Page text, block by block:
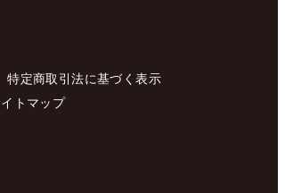
特定商取引法に基づく表示
トマップ